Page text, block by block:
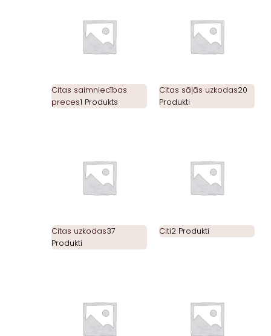
Citas saimniecības
preces1 Produkts
Citas sāļās uzkodas20
Produkti
Citas uzkodas37
Produkti
Citi2 Produkti